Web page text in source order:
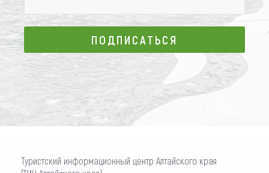
ПОДПИСАТЬСЯ
ПОДПИСАТЬСЯ
Туристский информационный центр Алтайского края